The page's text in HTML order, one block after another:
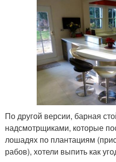
По другой версии, барная
надсмотрщиками, которые
лошадях по плантациям
рабов), хотели выпить как